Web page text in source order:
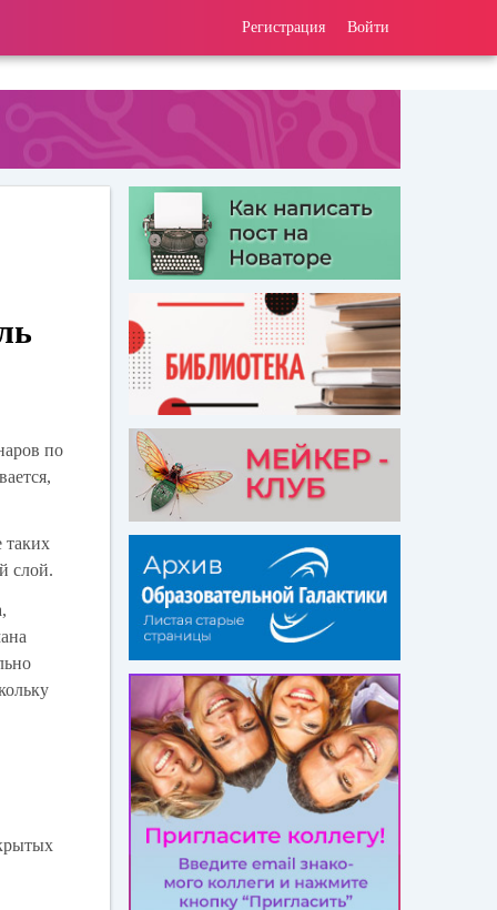
Регистрация Войти
по
таких
слой.